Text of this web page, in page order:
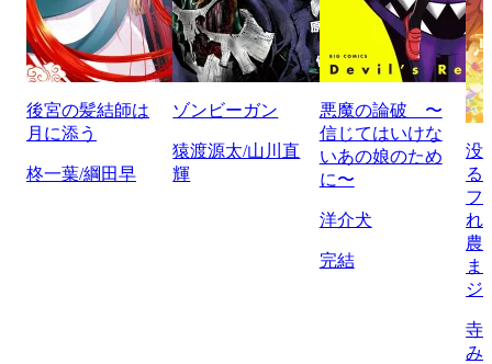
後宮の髪結師は
月に添う
柊一葉/綱田早
ゾンビーガン
猿渡源太/山川直
輝
悪魔の論破 〜
信じてはいけな
いあの娘のため
に〜
洋介犬
完結
没
る
フ
れ
農
ま
ジ
寺
み